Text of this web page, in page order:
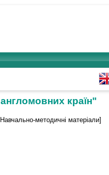
країн"
методичні матеріали]